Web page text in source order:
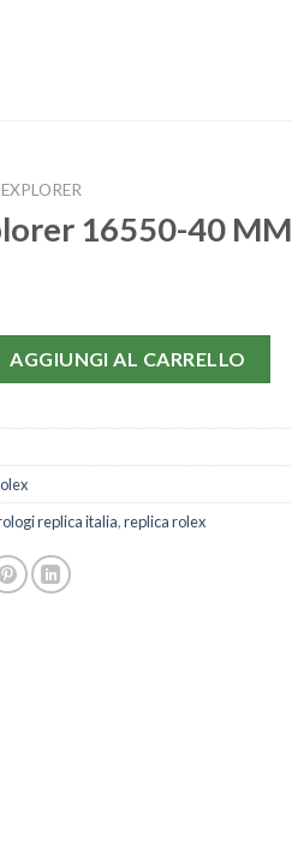
EXPLORER
16550-40 MM
AGGIUNGI AL CARRELLO
replica italia,replica rolex